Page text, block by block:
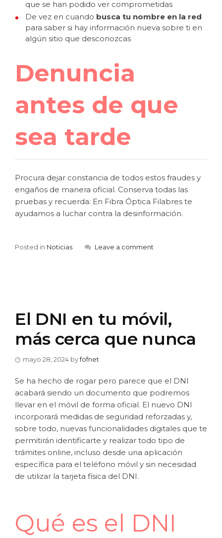
que se han podido ver comprometidas
De vez en cuando busca tu nombre en la red
para saber si hay información nueva sobre ti en
algún sitio que desconozcas
Denuncia
antes de que
sea tarde
Procura dejar constancia de todos estos fraudes y
engaños de manera oficial. Conserva todas las
pruebas y recuerda: En Fibra Óptica Filabres te
ayudamos a luchar contra la desinformación.
Posted in Noticias Leave a comment
El DNI en tu móvil,
más cerca que nunca
mayo 28, 2024 byfofnet
Se ha hecho de rogar pero parece que el DNI
acabará siendo un documento que podremos
llevar en el móvil de forma oficial. El nuevo DNI
incorporará medidas de seguridad reforzadas y,
sobre todo, nuevas funcionalidades digitales que te
permitirán identificarte y realizar todo tipo de
trámites online, incluso desde una aplicación
específica para el teléfono móvil y sin necesidad
de utilizar la tarjeta física del DNI.
Qué es el DNI